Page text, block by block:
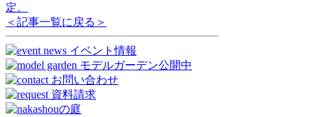
定。
＜記事一覧に戻る＞